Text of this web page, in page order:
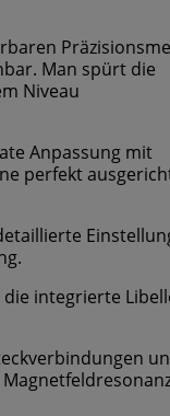
Man spürt die
Niveau
Anpassung mit
perfekt
integrierte